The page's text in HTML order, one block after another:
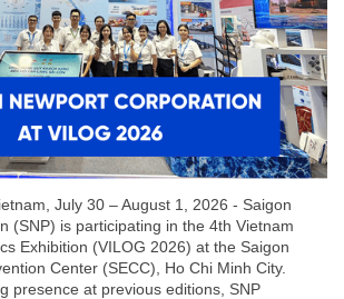
July 30 – August 1, 2026 - Saigon
(SNP) is participating in the 4th Vietnam
Exhibition (VILOG 2026) at the Saigon
Center (SECC), Ho Chi Minh City.
presence at previous editions, SNP